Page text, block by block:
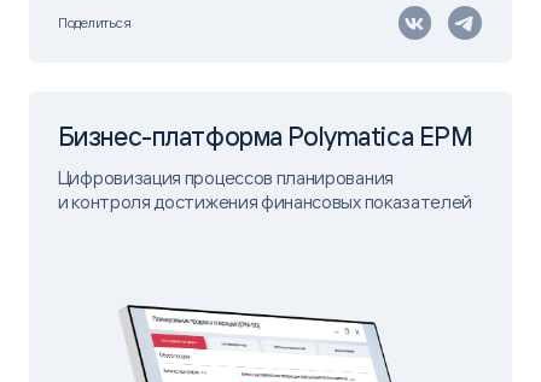
Поделиться
Бизнес-платформа Polymatica EPM
Цифровизация процессов планирования
и контроля достижения финансовых показателей